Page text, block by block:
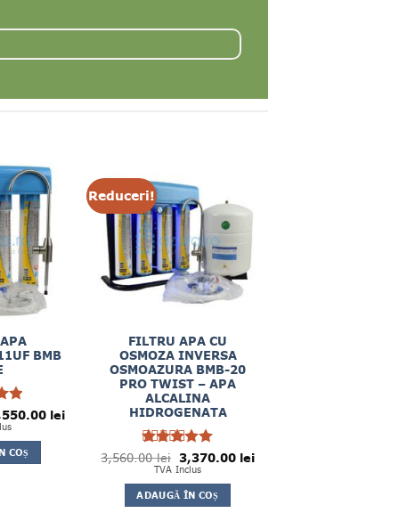
BMB
lei.
leiPrețul
COȘ
Reduceri!
FILTRU APA CU
OSMOZA INVERSA
OSMOAZURA BMB-20
PRO TWIST – APA
ALCALINA
HIDROGENATA
Evaluat la
din 5
3,560.00lei Prețul
inițial
fost:
3,560.00 lei.
3,370.00 leiPrețul
TVA Inclus
ADAUGĂ ÎN COȘ